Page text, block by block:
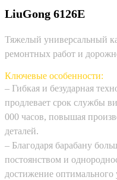
LiuGong 6126E
Тяжелый универсальный
ремонтных работ и
Ключевые особенности:
– Гибкая и безударная
продлевает срок службы
000 часов, повышая
деталей.
– Благодаря барабану
постоянством и
достижение